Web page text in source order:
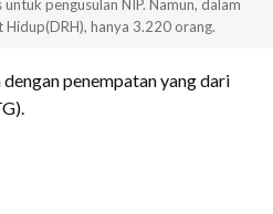
pengusulan NIP. Namun, dalam
hanya 3.220 orang.
penempatan yang dari